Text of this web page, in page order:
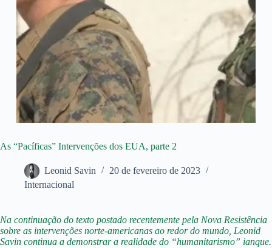
As “Pacíficas” Intervenções dos EUA, parte 2
Leonid Savin
20 de fevereiro de 2023
Internacional
Na continuação do texto postado recentemente pela Nova Resistência
sobre as intervenções norte-americanas ao redor do mundo, Leonid
Savin continua a demonstrar a realidade do “humanitarismo” ianque.